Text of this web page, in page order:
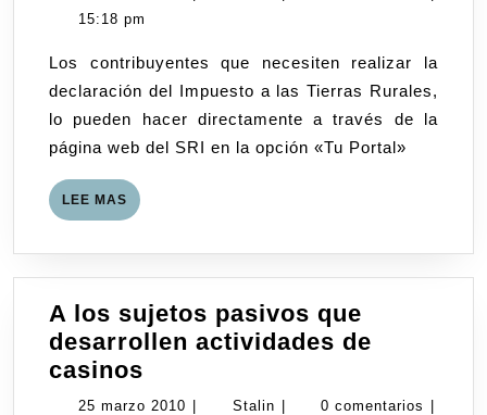
a
las
15:18 pm
Los contribuyentes que necesiten realizar la
declaración del Impuesto a las Tierras Rurales,
lo pueden hacer directamente a través de la
página web del SRI en la opción «Tu Portal»
LEE MAS LEE
MAS
A los sujetos pasivos que
desarrollen actividades de
casinos
los
25 marzo 2010 25
Stalin Stalin0 comentarios